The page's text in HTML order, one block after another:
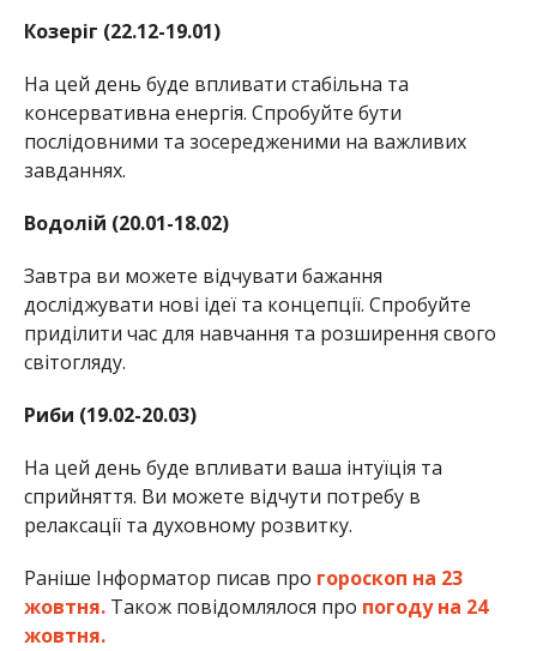
Козеріг (22.12-19.01)
На цей день буде впливати стабільна та
консервативна енергія. Спробуйте бути
послідовними та зосередженими на важливих
завданнях.
Водолій (20.01-18.02)
Завтра ви можете відчувати бажання
досліджувати нові ідеї та концепції. Спробуйте
приділити час для навчання та розширення свого
світогляду.
Риби (19.02-20.03)
На цей день буде впливати ваша інтуїція та
сприйняття. Ви можете відчути потребу в
релаксації та духовному розвитку.
Раніше Інформатор писав про гороскоп на 23
жовтня.Також повідомлялося про погоду на 24
жовтня.